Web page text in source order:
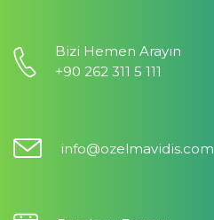
Bizi Hemen Arayın
+90 262 311 5 111
info@ozelmavidis.com